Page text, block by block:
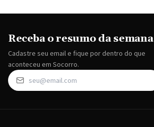
Receba o resumo da semana
Cadastre seu email e fique por dentro do que
aconteceu em Socorro.